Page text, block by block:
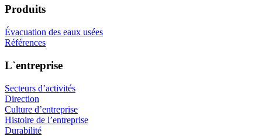
Produits
Évacuation des eaux usées
Références
L`entreprise
Secteurs d’activités
Direction
Culture d’entreprise
Histoire de l’entreprise
Durabilité